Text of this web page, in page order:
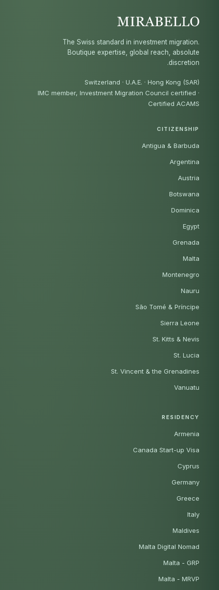
The Swiss standard in investment migration.
Boutique expertise, global reach, absolute
discretion.
Switzerland · U.A.E. · Hong Kong (SAR)
IMC member, Investment Migration Council certified ·
Certified ACAMS
CITIZENSHIP
Antigua & Barbuda
Argentina
Austria
Botswana
Dominica
Egypt
Grenada
Malta
Montenegro
Nauru
São Tomé & Príncipe
Sierra Leone
St. Kitts & Nevis
St. Lucia
St. Vincent & the Grenadines
Vanuatu
RESIDENCY
Armenia
Canada Start-up Visa
Cyprus
Germany
Greece
Italy
Maldives
Malta Digital Nomad
Malta - GRP
Malta - MRVP